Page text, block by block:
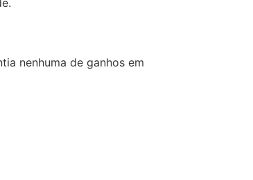
nenhuma de ganhos em